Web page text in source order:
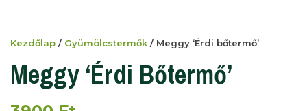
Kezdőlap / Gyümölcstermők / Meggy ‘Érdi bőtermő’
Meggy ‘Érdi Bőtermő’